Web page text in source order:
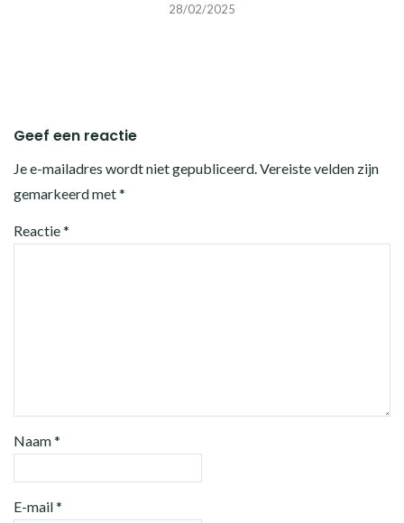
28/02/2025
Geef een reactie
Je e-mailadres wordt niet gepubliceerd.Vereiste velden zijn
gemarkeerd met*
Reactie*
Naam*
E-mail*